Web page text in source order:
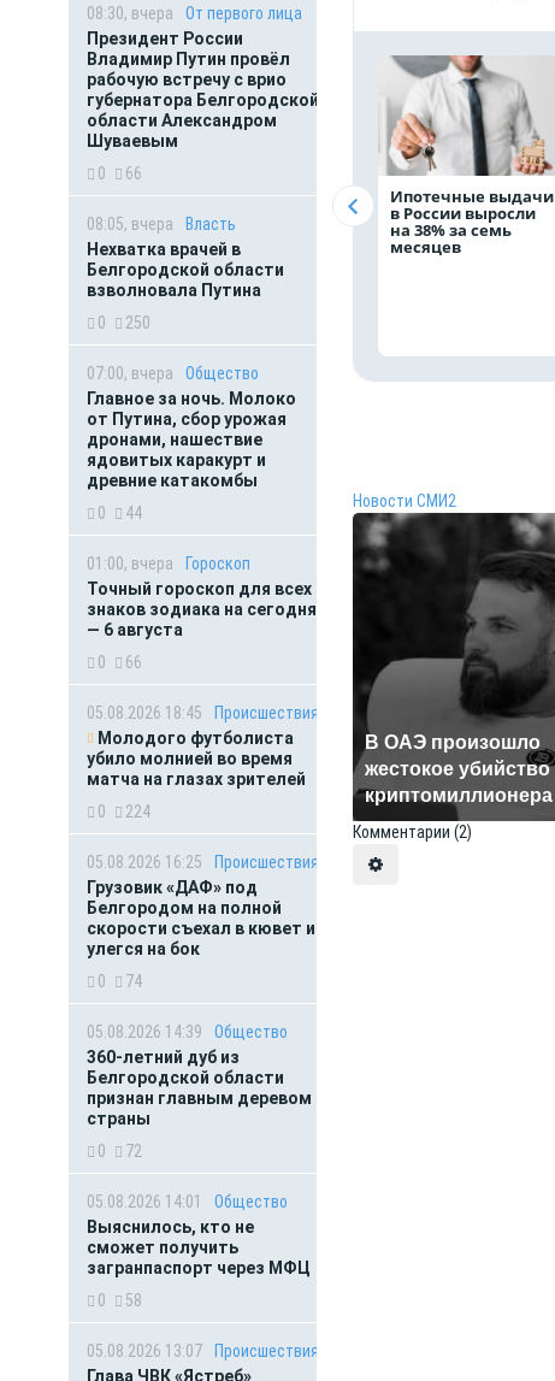
08:30, вчера
От первого лица
Президент России
Владимир Путин провёл
рабочую встречу с врио
губернатора Белгородской
области Александром
Шуваевым
0
66
08:05, вчера
Власть
Нехватка врачей в
Белгородской области
взволновала Путина
0
250
07:00, вчера
Общество
Главное за ночь. Молоко
от Путина, сбор урожая
дронами, нашествие
ядовитых каракурт и
древние катакомбы
0
44
01:00, вчера
Гороскоп
Точный гороскоп для всех
знаков зодиака на сегодня
— 6 августа
0
66
05.08.2026 18:45
Происшествия
Молодого футболиста
убило молнией во время
матча на глазах зрителей
0
224
05.08.2026 16:25
Происшествия
Грузовик «ДАФ» под
Белгородом на полной
скорости съехал в кювет и
улегся на бок
0
74
05.08.2026 14:39
Общество
360-летний дуб из
Белгородской области
признан главным деревом
страны
0
72
05.08.2026 14:01
Общество
Выяснилось, кто не
сможет получить
загранпаспорт через МФЦ
0
58
05.08.2026 13:07
Происшествия
Глава ЧВК «Ястреб»
Ипотечные выдачи
в России выросли
на 38% за семь
месяцев
Новости СМИ2
В ОАЭ произошло
жестокое убийство
криптомиллионера
Комментарии (2)